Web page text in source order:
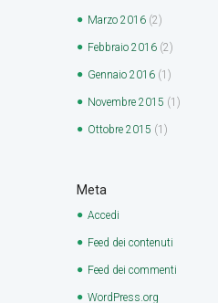
Marzo 2016 (2)
Febbraio 2016 (2)
Gennaio 2016 (1)
Novembre 2015 (1)
Ottobre 2015 (1)
Meta
Accedi
Feed dei contenuti
Feed dei commenti
WordPress.org